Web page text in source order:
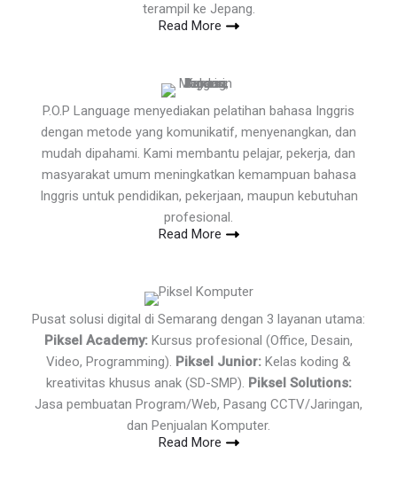
terampil ke Jepang.
Read More
P.O.P Language menyediakan pelatihan bahasa Inggris
dengan metode yang komunikatif, menyenangkan, dan
mudah dipahami. Kami membantu pelajar, pekerja, dan
masyarakat umum meningkatkan kemampuan bahasa
Inggris untuk pendidikan, pekerjaan, maupun kebutuhan
profesional.
Read More
Pusat solusi digital di Semarang dengan 3 layanan utama:
Piksel Academy: Kursus profesional (Office, Desain,
Video, Programming). Piksel Junior: Kelas koding &
kreativitas khusus anak (SD-SMP). Piksel Solutions:
Jasa pembuatan Program/Web, Pasang CCTV/Jaringan,
dan Penjualan Komputer.
Read More